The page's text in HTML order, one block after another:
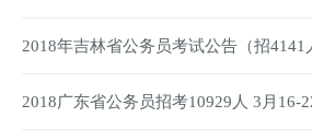
2018年吉林省公务员考试公告（招4141
2018广东省公务员招考10929人 3月16-